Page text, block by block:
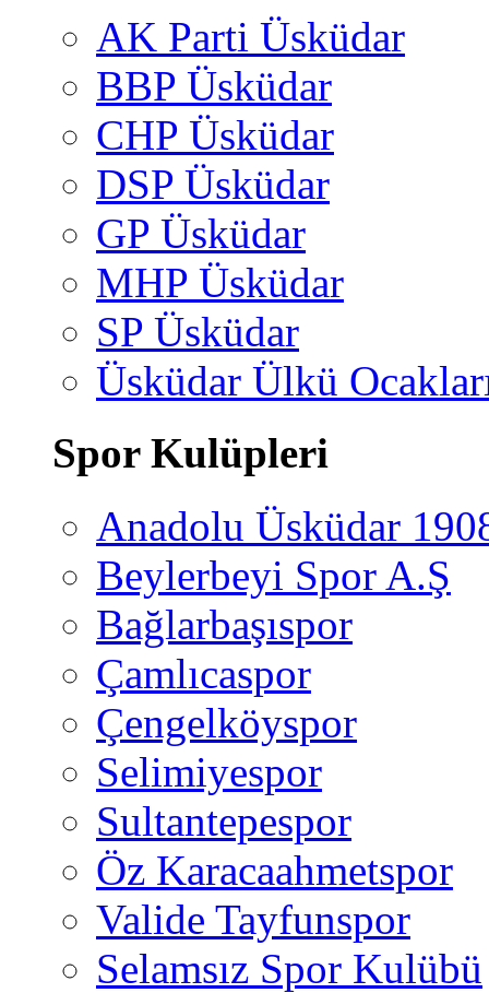
AK Parti Üsküdar
BBP Üsküdar
CHP Üsküdar
DSP Üsküdar
GP Üsküdar
MHP Üsküdar
SP Üsküdar
Üsküdar Ülkü
Spor Kulüpleri
Anadolu Üsküdar
Beylerbeyi Spor A.Ş
Bağlarbaşıspor
Çamlıcaspor
Çengelköyspor
Selimiyespor
Sultantepespor
Öz Karacaahmetspor
Valide Tayfunspor
Selamsız Spor Kulübü